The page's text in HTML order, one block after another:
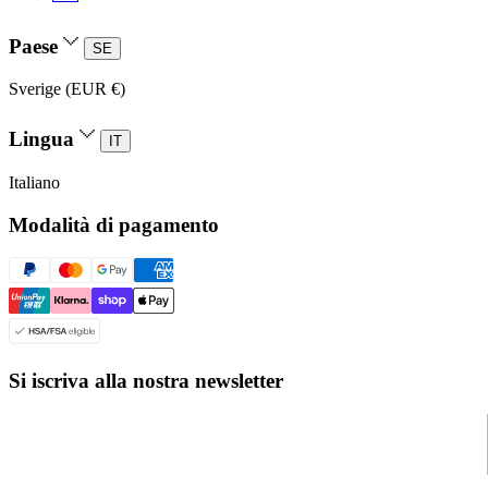
Paese SE
Sverige (EUR €)
Lingua IT
Italiano
Modalità di pagamento
Si iscriva alla nostra newsletter